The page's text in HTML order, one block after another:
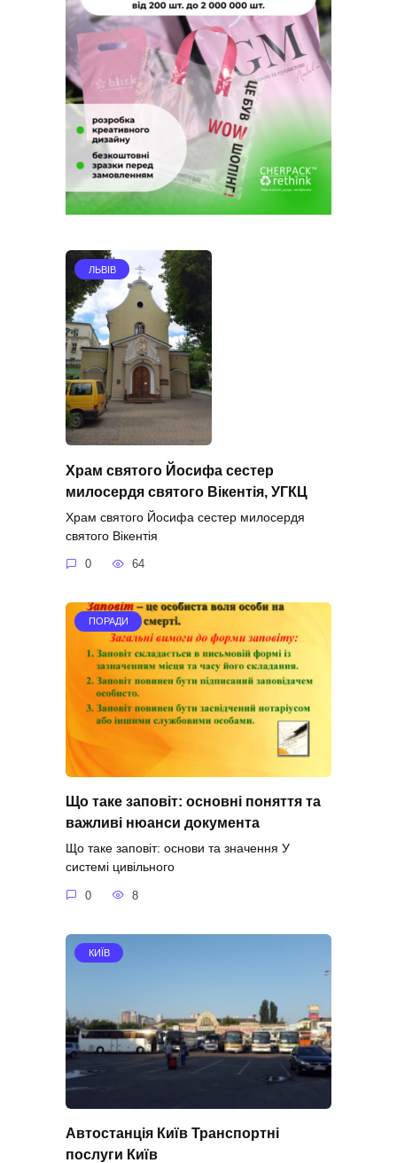
ЛЬВІВ
Храм святого Йосифа сестер
милосердя святого Вікентія, УГКЦ
Храм святого Йосифа сестер милосердя
святого Вікентія
0 64
ПОРАДИ
Що таке заповіт: основні поняття та
важливі нюанси документа
Що таке заповіт: основи та значення У
системі цивільного
0 8
КИЇВ
Автостанція Київ Транспортні
послуги Київ